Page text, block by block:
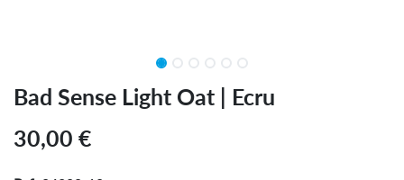
Bad Sense Light Oat | Ecru
30,00 €